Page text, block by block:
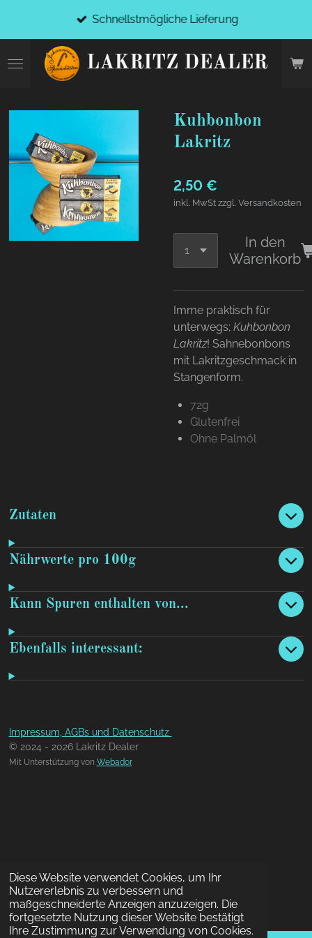
Diese Website verwendet Cookies, um Ihr
Nutzererlebnis zu verbessern und
maßgeschneiderte Anzeigen anzuzeigen. Die
fortgesetzte Nutzung dieser Website bestätigt
Ihre Zustimmung zur Verwendung von Cookies.
springen
LAKRITZ DEALER
Schnellstmögliche Lieferung
Kuhbonbon
Lakritz
2,50 €
inkl. MwSt zzgl. Versandkosten
In den
Warenkorb
Imme praktisch für
unterwegs; Kuhbonbon
Lakritz! Sahnebonbons
mit Lakritzgeschmack in
Stangenform.
72g
Glutenfrei
Ohne Palmöl
Zutaten
Nährwerte pro 100g
Kann Spuren enthalten von...
Ebenfalls interessant:
Impressum, AGBs und Datenschutz
© 2024 - 2026 Lakritz Dealer
Mit Unterstützung von Webador